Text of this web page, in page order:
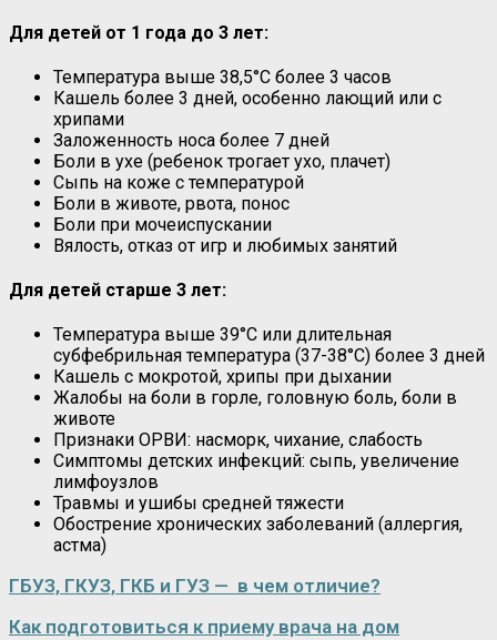
Для детей от 1 года до 3 лет:
Температура выше 38,5°C более 3 часов
Кашель более 3 дней, особенно лающий или с
хрипами
Заложенность носа более 7 дней
Боли в ухе (ребенок трогает ухо, плачет)
Сыпь на коже с температурой
Боли в животе, рвота, понос
Боли при мочеиспускании
Вялость, отказ от игр и любимых занятий
Для детей старше 3 лет:
Температура выше 39°C или длительная
субфебрильная температура (37-38°C) более 3 дней
Кашель с мокротой, хрипы при дыхании
Жалобы на боли в горле, головную боль, боли в
животе
Признаки ОРВИ: насморк, чихание, слабость
Симптомы детских инфекций: сыпь, увеличение
лимфоузлов
Травмы и ушибы средней тяжести
Обострение хронических заболеваний (аллергия,
астма)
ГБУЗ, ГКУЗ, ГКБ и ГУЗ — в чем отличие?
Как подготовиться к приему врача на дом